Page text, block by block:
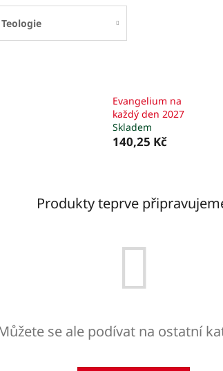
Teologie
Evangelium na
každý den 2027
Skladem
140,25 Kč
Produkty teprve
se ale podívat na ostatní